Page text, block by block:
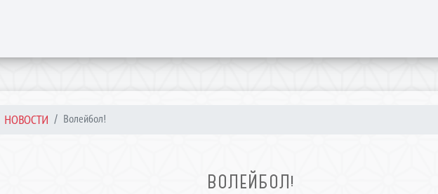
НОВОСТИ Волейбол!
ВОЛЕЙБОЛ!